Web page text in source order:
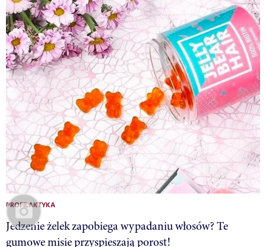
PROFILAKTYKA
Jedzenie żelek zapobiega wypadaniu włosów? Te
gumowe misie przyspieszają porost!